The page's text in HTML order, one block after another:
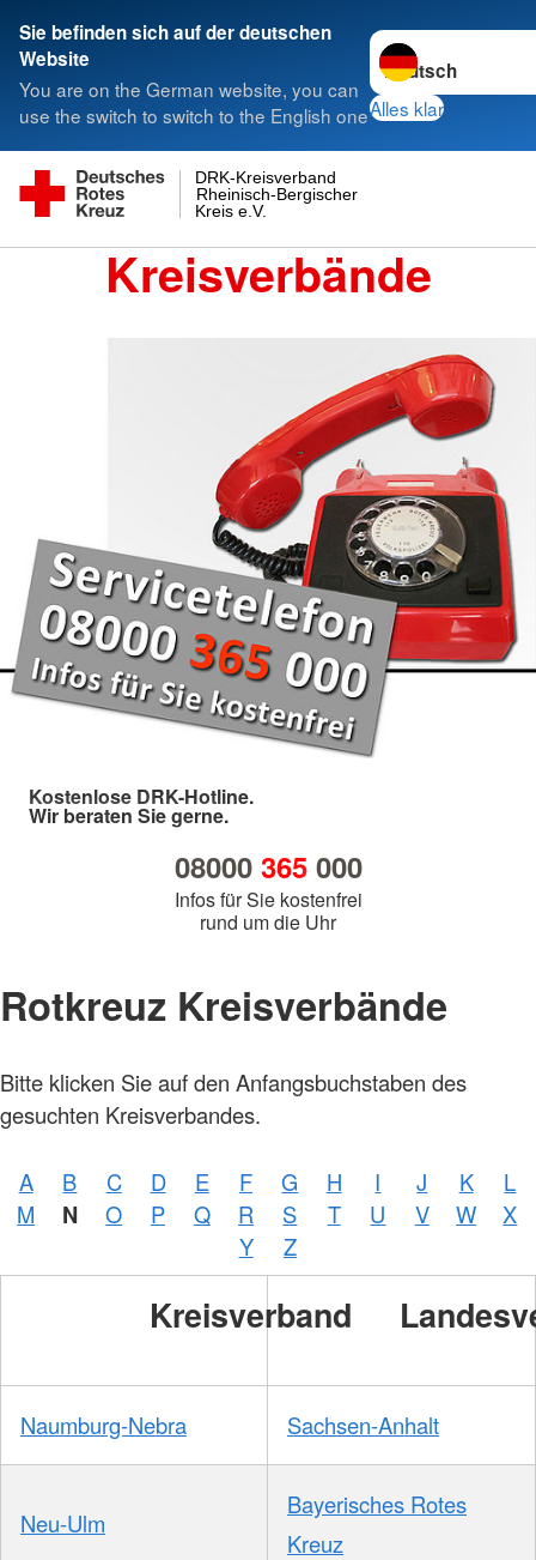
Sie befinden sich auf der deutschen
Website
You are on the German website, you can
use the switch to switch to the English one
Sprache wechseln
Alles klar
Kreis e.V.
Rheinisch-Bergischer
DRK-Kreisverband
Kreisverbände
Kostenlose DRK-Hotline.
Wir beraten Sie gerne.
08000 365000
Infos für Sie kostenfrei
rund um die Uhr
Rotkreuz Kreisverbände
Bitte klicken Sie auf den Anfangsbuchstaben des
gesuchten Kreisverbandes.
A B C D E F G H I J K
L
M
N O P Q R S T U V W
X
Y
Z
Kreisverband
Naumburg-Nebra Sachsen-Anhalt
Neu-Ulm
Bayerisches Rotes
Kreuz